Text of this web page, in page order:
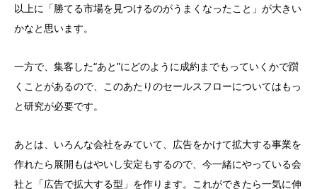
以上に「勝てる市場を見つけるのがうまくなったこと」が大きい
かなと思います。
一方で、集客した“あと”にどのように成約までもっていくかで躓
くことがあるので、このあたりのセールスフローについてはもっ
と研究が必要です。
あとは、いろんな会社をみていて、広告をかけて拡大する事業を
作れたら展開もはやいし安定もするので、今一緒にやっている会
社と「広告で拡大する型」を作ります。これができたら一気に伸